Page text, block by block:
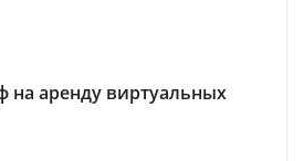
на аренду виртуальных